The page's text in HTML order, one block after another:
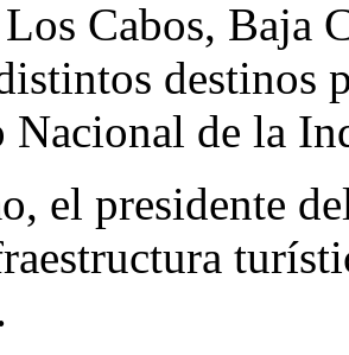
Los Cabos,
destinos
Nacional de la
el presidente